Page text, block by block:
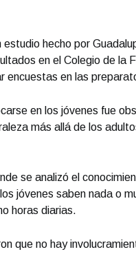
hecho por
en el Colegio de la
encuestas en las
en los jóvenes fue
más allá de los
se analizó el
jóvenes saben nada o
horas diarias.
que no hay